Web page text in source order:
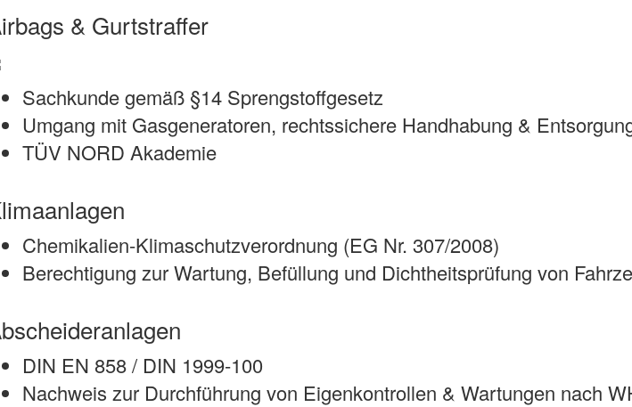
& Gurtstraffer
Sachkunde gemäß §14 Sprengstoffgesetz
Umgang mit Gasgeneratoren, rechtssichere Handhabung &
TÜV NORD Akademie
Chemikalien-Klimaschutzverordnung (EG Nr. 307/2008)
Berechtigung zur Wartung, Befüllung und Dichtheitsprüfung von
DIN EN 858 / DIN 1999-100
Nachweis zur Durchführung von Eigenkontrollen & Wartungen nach